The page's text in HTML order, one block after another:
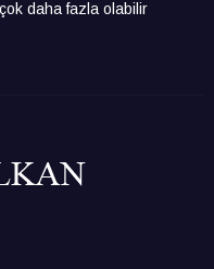
daha fazla olabilir